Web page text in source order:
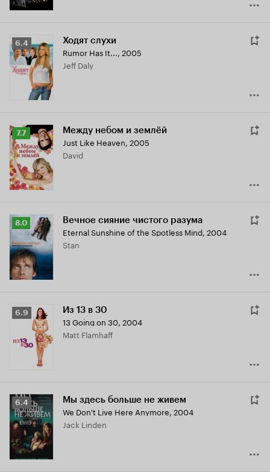
Рейтинг
Кинопоиска
6.4
6.4 Ходят слухи
Rumor Has It..., 2005
Jeff Daly
Рейтинг
Кинопоиска
7.7
7.7 Между небом и землёй
Just Like Heaven, 2005
David
Рейтинг
Кинопоиска
8.0
8.0 Вечное сияние чистого разума
Eternal Sunshine of the Spotless Mind, 2004
Stan
Рейтинг
Кинопоиска
6.9
6.9 Из 13 в 30
13 Going on 30, 2004
Matt Flamhaff
Рейтинг
Кинопоиска
6.4
6.4 Мы здесь больше не живем
We Don't Live Here Anymore, 2004
Jack Linden